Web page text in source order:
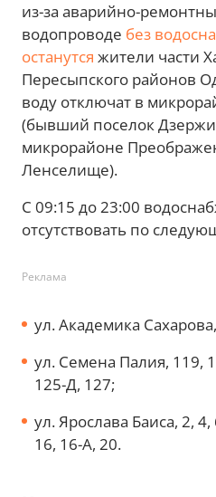
из-за аварийно-
водопроводе без
останутся жители части
Пересыпского районов
воду отключат в
(бывший поселок
микрорайоне
Ленселище).
С 09:15 до 23:00
отсутствовать по
Реклама
ул. Академика
ул. Семена Палия, 119,
125-Д, 127;
ул. Ярослава Баиса, 2,
16, 16-А, 20.